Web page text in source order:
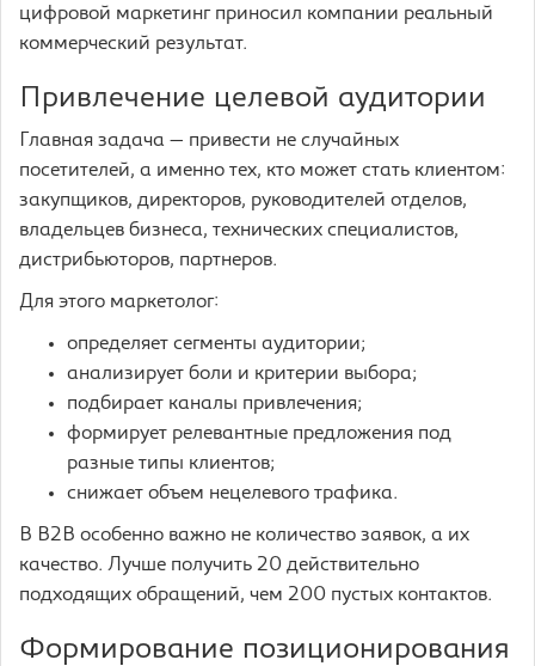
цифровой маркетинг приносил компании реальный
коммерческий результат.
Привлечение целевой аудитории
Главная задача — привести не случайных
посетителей, а именно тех, кто может стать клиентом:
закупщиков, директоров, руководителей отделов,
владельцев бизнеса, технических специалистов,
дистрибьюторов, партнеров.
Для этого маркетолог:
определяет сегменты аудитории;
анализирует боли и критерии выбора;
подбирает каналы привлечения;
формирует релевантные предложения под
разные типы клиентов;
снижает объем нецелевого трафика.
В B2B особенно важно не количество заявок, а их
качество. Лучше получить 20 действительно
подходящих обращений, чем 200 пустых контактов.
Формирование позиционирования